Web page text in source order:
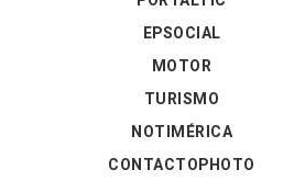
EPSOCIAL
MOTOR
TURISMO
NOTIMÉRICA
CONTACTOPHOTO